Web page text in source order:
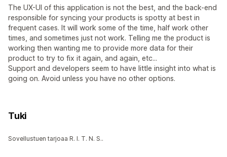
The UX-UI of this application is not the best, and the back-end
responsible for syncing your products is spotty at best in
frequent cases. It will work some of the time, half work other
times, and sometimes just not work. Telling me the product is
working then wanting me to provide more data for their
product to try to fix it again, and again, etc...
Support and developers seem to have little insight into what is
going on. Avoid unless you have no other options.
Tuki
Sovellustuen tarjoaa R. I. T. N. S..